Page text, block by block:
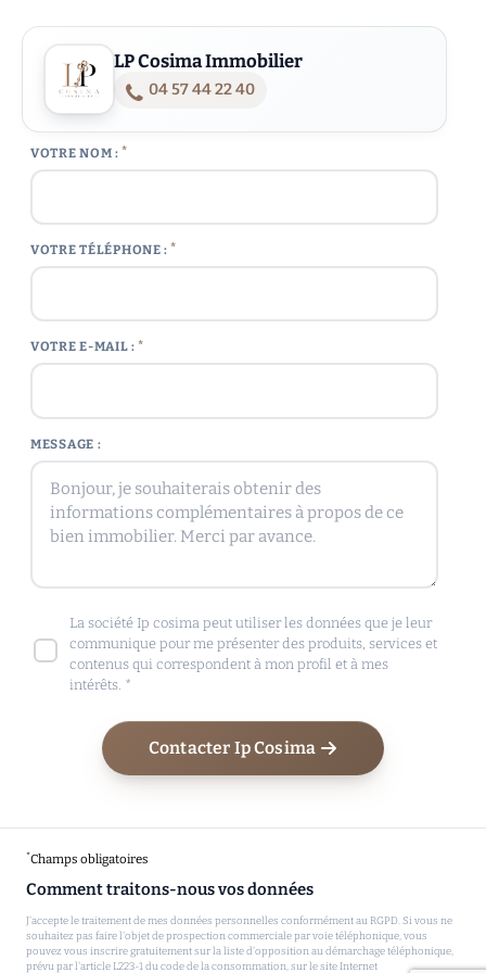
LP Cosima Immobilier
04 57 44 22 40
VOTRE NOM : *
VOTRE TÉLÉPHONE : *
VOTRE E-MAIL : *
MESSAGE :
La société Ip cosima peut utiliser les données que je leur
communique pour me présenter des produits, services et
contenus qui correspondent à mon profil et à mes
intérêts. *
Contacter Ip Cosima
*Champs obligatoires
Comment traitons-nous vos données
J'accepte le traitement de mes données personnelles conformément au RGPD. Si vous ne
souhaitez pas faire l'objet de prospection commerciale par voie téléphonique, vous
pouvez vous inscrire gratuitement sur la liste d'opposition au démarchage téléphonique,
prévu par l'article L223-1 du code de la consommation, sur le site Internet